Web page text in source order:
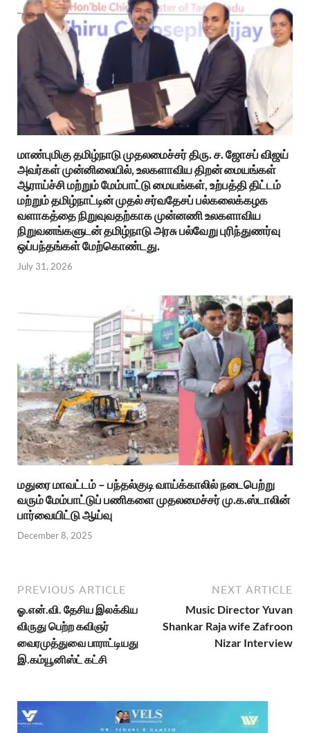
மாண்புமிகு தமிழ்நாடு முதலமைச்சர் திரு. ச. ஜோசப் விஜய்
அவர்கள் முன்னிலையில், உலகளாவிய திறன் மையங்கள்
ஆராய்ச்சி மற்றும் மேம்பாட்டு மையங்கள், உற்பத்தி திட்டம்
மற்றும் தமிழ்நாட்டின் முதல் சர்வதேசப் பல்கலைக்கழக
வளாகத்தை நிறுவுவதற்காக முன்னணி உலகளாவிய
நிறுவனங்களுடன் தமிழ்நாடு அரசு பல்வேறு புரிந்துணர்வு
ஒப்பந்தங்கள் மேற்கொண்டது.
July 31, 2026
மதுரை மாவட்டம் – பந்தல்குடி வாய்க்காலில் நடைபெற்று
வரும் மேம்பாட்டுப் பணிகளை முதலமைச்சர் மு.க.ஸ்டாலின்
பார்வையிட்டு ஆய்வு
December 8, 2025
PREVIOUS ARTICLE
ஓ.என்.வி. தேசிய இலக்கிய
விருது பெற்ற கவிஞர்
வைரமுத்துவை பாராட்டியது
இ.கம்யூனிஸ்ட் கட்சி
NEXT ARTICLE
Music Director Yuvan
Shankar Raja wife Zafroon
Nizar Interview